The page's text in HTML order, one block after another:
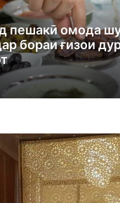
пешакӣ омода
бораи ғизои